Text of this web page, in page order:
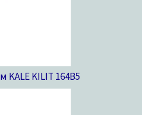
KILIT 164B5